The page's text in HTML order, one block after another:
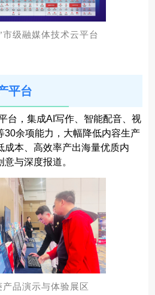
市级融媒体技术云平台
平台
台，集成AI写作、智能配音、视
30余项能力，大幅降低内容生产
成本、高效率产出海量优质内
与深度报道。
产品演示与体验展区